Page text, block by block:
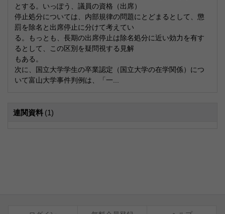
とする。いっぽう、議員の資格（出席）
停止処分については、内部規律の問題にとどまるとして、懲
罰を除名と出席停止に分けて考えてい
る。もっとも、長期の出席停止は除名処分に近い効力を有す
るとして、この区別を疑問視する見解
もある。
次に、国立大学学生の卒業認定（国立大学の在学関係）につ
いて富山大学事件判例は、「一...
連関資料 (1)